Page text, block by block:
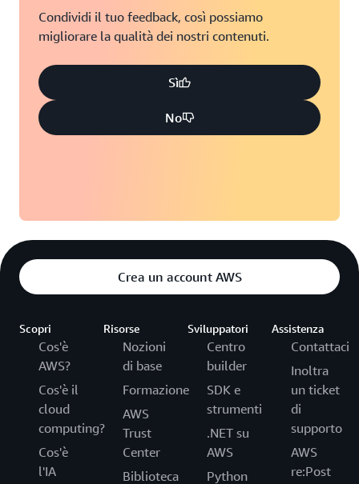
Condividi il tuo feedback, così possiamo
migliorare la qualità dei nostri contenuti.
Sì
No
Crea un account AWS
Scopri
Cos'è
AWS?
Cos'è il
cloud
computing?
Cos'è
l'IA
Risorse
Nozioni
di base
Formazione
AWS
Trust
Center
Biblioteca
Sviluppatori
Centro
builder
SDK e
strumenti
.NET su
AWS
Python
Assistenza
Contattaci
Inoltra
un ticket
di
supporto
AWS
re:Post